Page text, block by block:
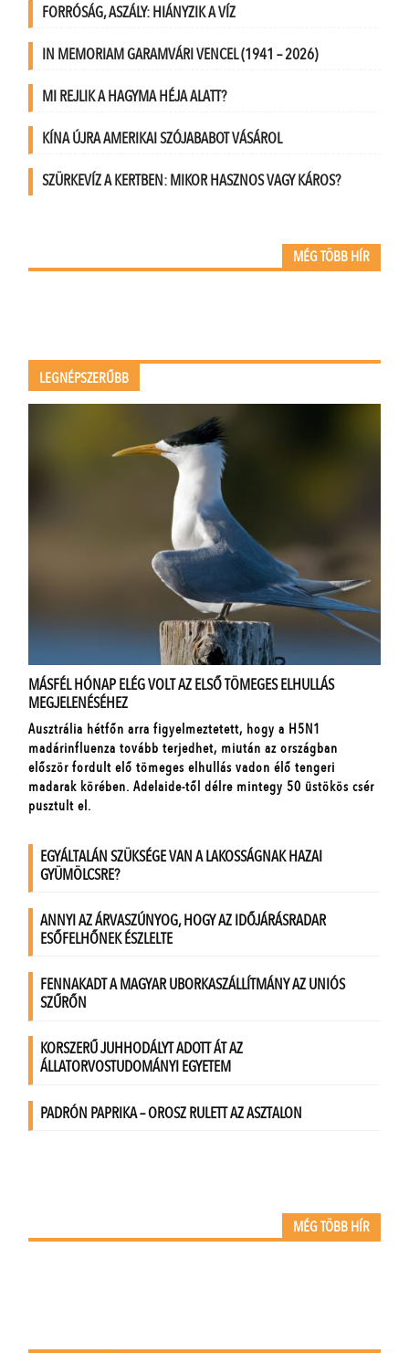
FORRÓSÁG, ASZÁLY: HIÁNYZIK A VÍZ
IN MEMORIAM GARAMVÁRI VENCEL (1941 – 2026)
MI REJLIK A HAGYMA HÉJA ALATT?
KÍNA ÚJRA AMERIKAI SZÓJABABOT VÁSÁROL
SZÜRKEVÍZ A KERTBEN: MIKOR HASZNOS VAGY KÁROS?
MÉG TÖBB HÍR
LEGNÉPSZERŰBB
MÉG TÖBB HÍR